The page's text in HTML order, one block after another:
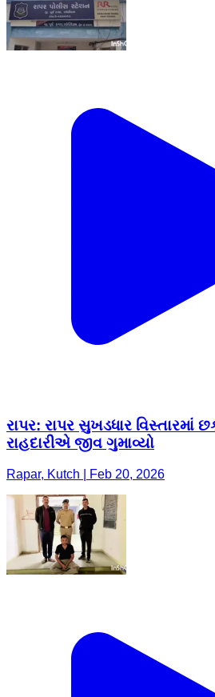
રાપર: રાપર સુખડધાર વિસ્તારમાં
રાહદારીએ જીવ ગુમાવ્યો
Rapar, Kutch | Feb 20, 2026